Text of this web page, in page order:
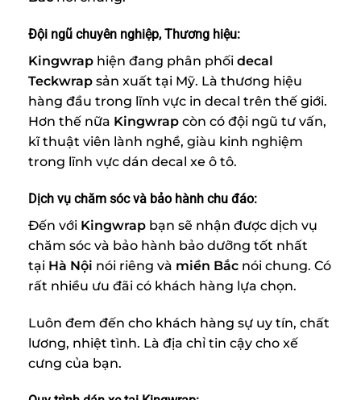
Đội ngũ chuyên nghiệp, Thương hiệu:
Kingwrap hiện đang phân phối decal
Teckwrap sản xuất tại Mỹ. Là thương hiệu
hàng đầu trong lĩnh vực in decal trên thế giới.
Hơn thế nữa Kingwrap còn có đội ngũ tư vấn,
kĩ thuật viên lành nghề, giàu kinh nghiệm
trong lĩnh vực dán decal xe ô tô.
Dịch vụ chăm sóc và bảo hành chu đáo:
Đến với Kingwrap bạn sẽ nhận được dịch vụ
chăm sóc và bảo hành bảo dưỡng tốt nhất
tại Hà Nội nói riêng và miền Bắc nói chung. Có
rất nhiều ưu đãi có khách hàng lựa chọn.
Luôn đem đến cho khách hàng sự uy tín, chất
lương, nhiệt tình. Là địa chỉ tin cậy cho xế
cưng của bạn.